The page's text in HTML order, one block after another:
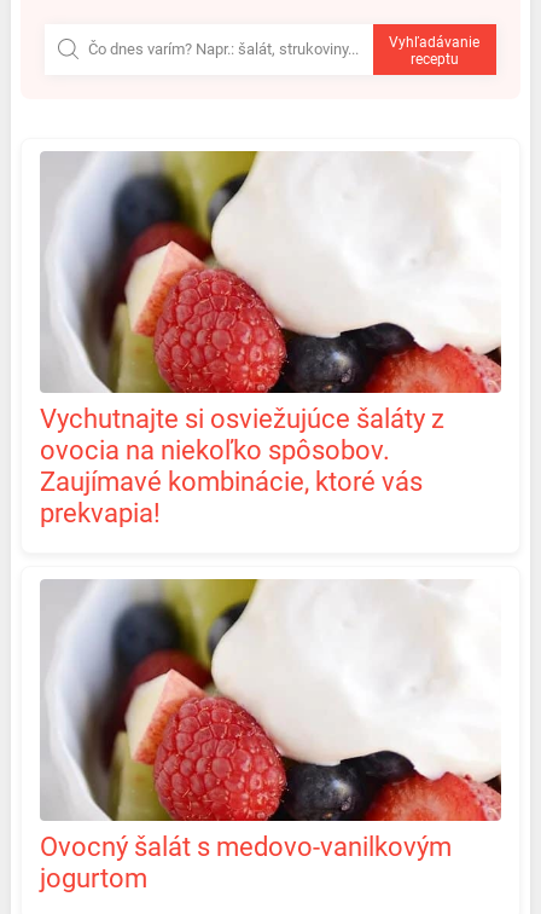
Vyhľadávanie
receptu
Vychutnajte si osviežujúce šaláty z
ovocia na niekoľko spôsobov.
Zaujímavé kombinácie, ktoré vás
prekvapia!
Ovocný šalát s medovo-vanilkovým
jogurtom